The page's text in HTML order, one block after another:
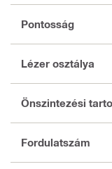
Pontosság
Lézer osztálya
Önszintezési
Fordulatszám